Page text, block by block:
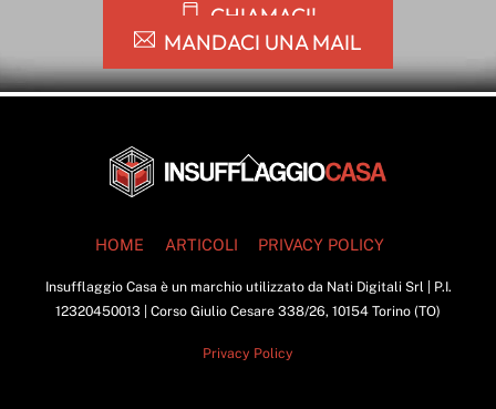
CHIAMACI!
MANDACI UNA MAIL
Back
To
HOME
ARTICOLI PRIVACY POLICY
Insufflaggio Casa è un marchio utilizzato da Nati Digitali Srl | P.I.
12320450013 | Corso Giulio Cesare 338/26, 10154 Torino (TO)
Privacy Policy